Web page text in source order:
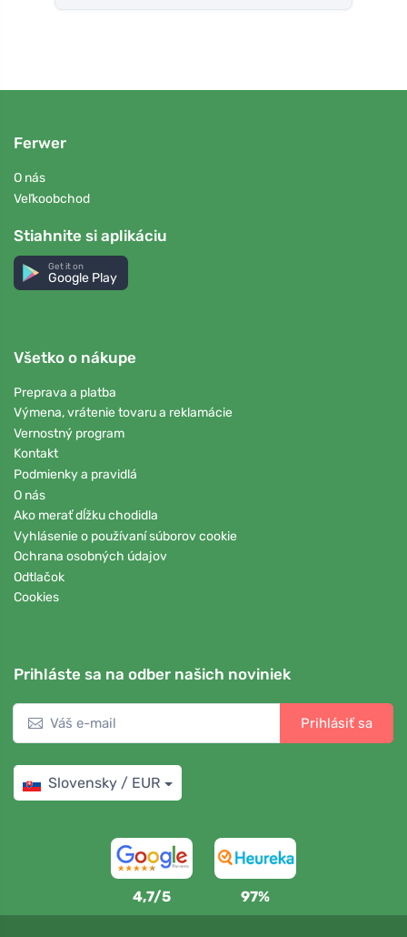
Ferwer
O nás
Veľkoobchod
Stiahnite si aplikáciu
Get it on
Google Play
Všetko o nákupe
Preprava a platba
Výmena, vrátenie tovaru a reklamácie
Vernostný program
Kontakt
Podmienky a pravidlá
O nás
Ako merať dĺžku chodidla
Vyhlásenie o používaní súborov cookie
Ochrana osobných údajov
Odtlačok
Cookies
Prihláste sa na odber našich noviniek
Prihlásiť sa
Slovensky / EUR
4,7/5 97%